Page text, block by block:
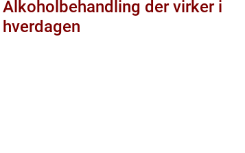
Alkoholbehandling der virker i
hverdagen